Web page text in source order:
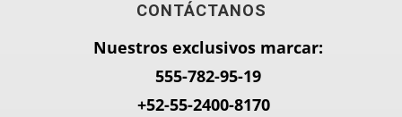
CONTÁCTANOS
Nuestros exclusivos marcar:
555-782-95-19
+52-55-2400-8170